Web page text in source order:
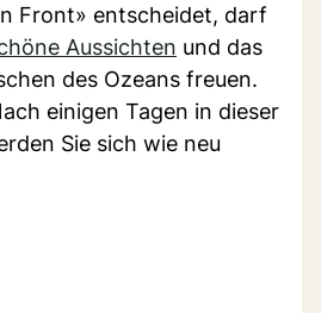
Front» entscheidet, darf
Aussichten und das
des Ozeans freuen.
einigen Tagen in dieser
Sie sich wie neu